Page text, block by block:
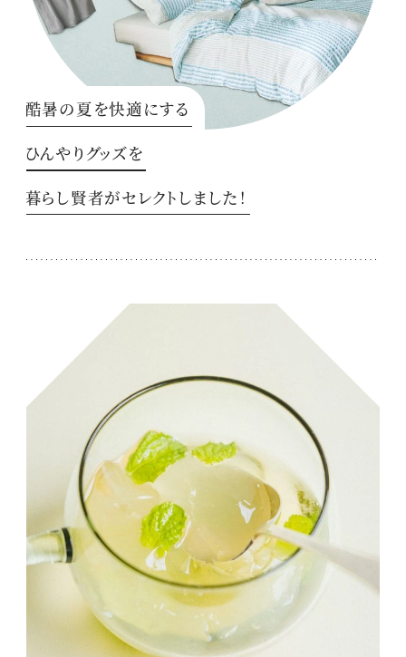
酷暑の夏を快適にする
ひんやりグッズを
暮らし賢者がセレクトしました！